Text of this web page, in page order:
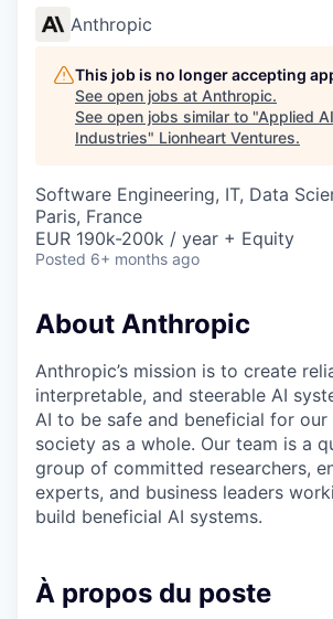
Anthropic
This job is no longer accepting
See open jobs at Anthropic.
See open jobs similar to "Applied
Industries" Lionheart Ventures.
Software Engineering, IT, Data
Paris, France
EUR 190k-200k / year + Equity
Posted 6+ months ago
About Anthropic
Anthropic’s mission is to create
interpretable, and steerable AI
AI to be safe and beneficial for our
society as a whole. Our team is a
group of committed researchers,
experts, and business leaders
build beneficial AI systems.
À propos du poste